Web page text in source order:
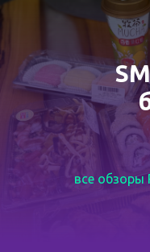
все обзоры